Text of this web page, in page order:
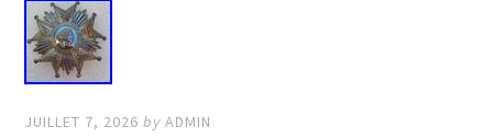
JUILLET 7, 2026 byADMIN